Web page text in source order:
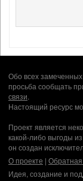
Обо всех
просьба сообщать
связи.
Настоящий ресурс
Проект является
какой-либо выгоды
он создан
О проекте | Обратная
Идея, создание и